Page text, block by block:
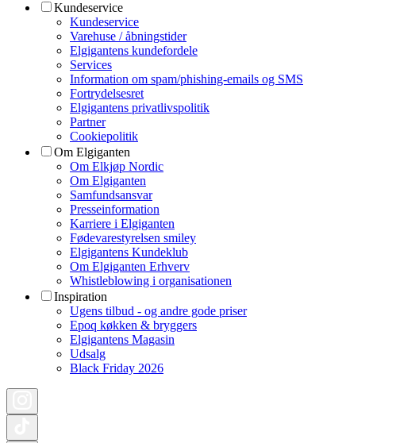
Kundeservice
Kundeservice
Varehuse / åbningstider
Elgigantens kundefordele
Services
Information om spam/phishing-emails og SMS
Fortrydelsesret
Elgigantens privatlivspolitik
Partner
Cookiepolitik
Om Elgiganten
Om Elkjøp Nordic
Om Elgiganten
Samfundsansvar
Presseinformation
Karriere i Elgiganten
Fødevarestyrelsen smiley
Elgigantens Kundeklub
Om Elgiganten Erhverv
Whistleblowing i organisationen
Inspiration
Ugens tilbud - og andre gode priser
Epoq køkken & bryggers
Elgigantens Magasin
Udsalg
Black Friday 2026